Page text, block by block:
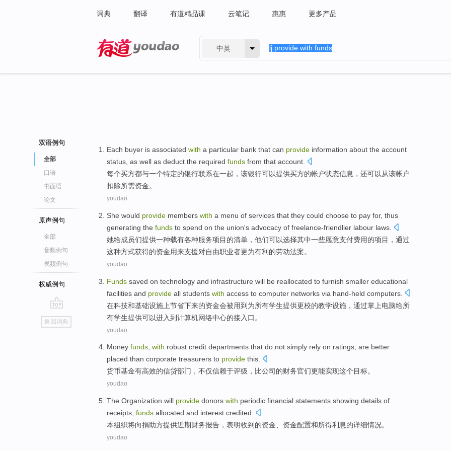
词典 翻译 有道精品课 云笔记 惠惠 更多产品
中英
双语例句
全部
口语
书面语
论文
原声例句
全部
音频例句
视频例句
权威例句
go
top
返回词典
Each buyer is associated with a particular bank that can provide information about the account
status as well as deduct the required funds from that account.
每个买方都与一个特定的银行联系在一起， 该银行可以提供买方的帐户状态信息 ， 还可以 从该帐户
扣除所需资金。
youdao
She would provide members with a menu of services that they could choose to pay for, thus
generating the funds to spend on the union's advocacy of freelance-friendlier labour laws
她给成员们提供一种载有各种服务项目 的清单， 他们可以选择其中一些愿意支付费用的项目，通过
这种方式获得的资金用来支援对自由职业者更为有利的劳动法案。
youdao
Funds saved on technology and infrastructure will be reallocated to furnish smaller educational
facilities and provide all students with access to computer networks via hand-held computers
在科技和基础设施上节省下来的资金会被用到为所有学生提供更校的教学设施 ， 通过掌上电脑给所
有学生提供可以进入到计算机网络中心的接入口。
youdao
Money funds, with robust credit departments that do not simply rely on ratings, are better
placed than corporate treasurers to provide this.
货币基金有高效的信贷部门 ， 不仅信赖于评级 ， 比公司 的财务官们更能实现这个目标。
youdao
The Organization will provide donors with periodic financial statements showing details of
receipts funds allocated and interest credited
本组织将向捐助方提供近期财务报告 ， 表明收到 的资金 、资金配置和所得利息的详细情况。
youdao